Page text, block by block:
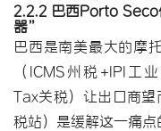
2.2.2 巴西Porto Seco
器”
巴西是南美最大的摩
（ICMS州税+IPI工
Tax关税）让出口商
税站）是缓解这一痛点